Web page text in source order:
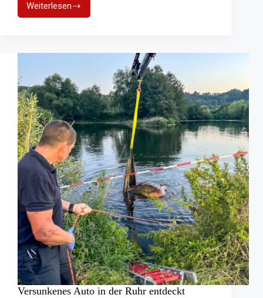
WeiterlesenNächtlicher
Großeinsatz
Verkehrsunfall
Versunkenes Auto in der Ruhr entdeckt